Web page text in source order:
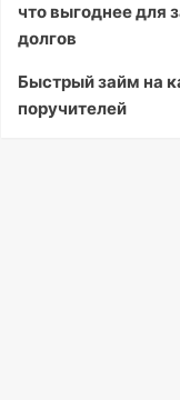
что выгоднее для
долгов
Быстрый займ на
поручителей